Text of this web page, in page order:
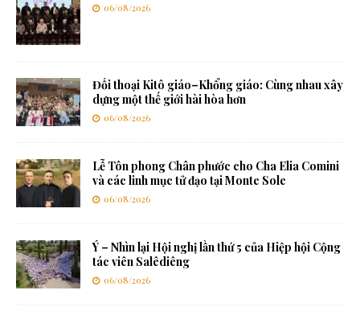
06/08/2026
Đối thoại Kitô giáo–Khổng giáo: Cùng nhau xây
dựng một thế giới hài hòa hơn
06/08/2026
Lễ Tôn phong Chân phước cho Cha Elia Comini
và các linh mục tử đạo tại Monte Sole
06/08/2026
Ý – Nhìn lại Hội nghị lần thứ 5 của Hiệp hội Cộng
tác viên Salêdiêng
06/08/2026